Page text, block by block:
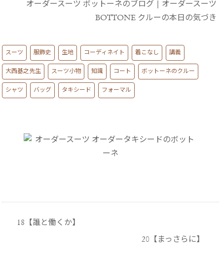
オーダースーツ ボットーネのブログ
オーダースーツ
BOTTONE クルーの本日の気づき
スーツ 服飾史 生地 コーディネイト 着こなし 講義
大西基之先生 スーツ小物 知識 コート ボットーネのクルー
シャツ バッグ タキシード フォーマル
18【誰と働くか】
20【まっさらに】